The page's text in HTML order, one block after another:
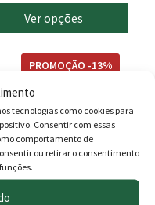
tecnologias como cookies para
Consentir com essas
comportamento de
ou retirar o consentimento
Ver opções
PROMOÇÃO -13%